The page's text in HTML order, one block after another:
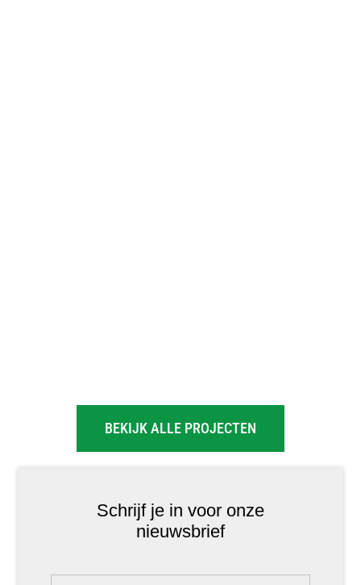
BEKIJK ALLE PROJECTEN
Schrijf je in voor onze
nieuwsbrief